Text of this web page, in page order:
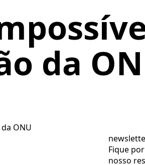
da
ONU
Fique
nosso